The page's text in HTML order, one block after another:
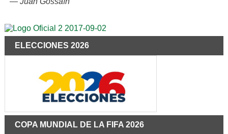
ELECCIONES 2026
COPA MUNDIAL DE LA FIFA 2026